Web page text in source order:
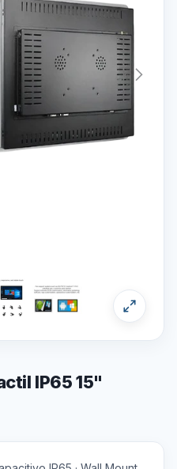
IP65 15"